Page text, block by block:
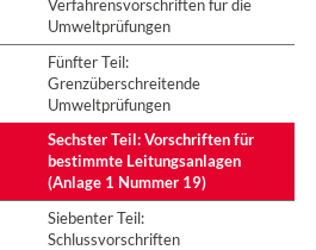
Verfahrensvorschriften für die
Umweltprüfungen
Fünfter Teil:
Grenzüberschreitende
Umweltprüfungen
Sechster Teil: Vorschriften für
bestimmte Leitungsanlagen
(Anlage 1 Nummer 19)
Siebenter Teil:
Schlussvorschriften